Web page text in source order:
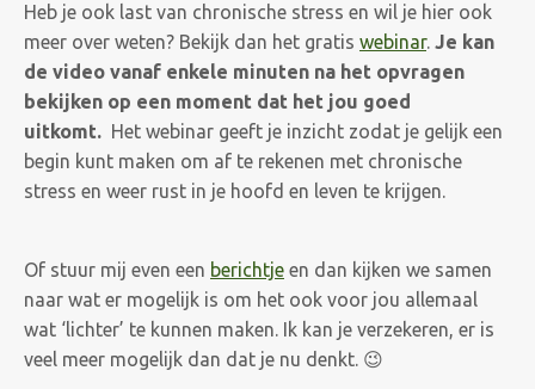
Heb je ook last van chronische stress en wil je hier ook
meer over weten? Bekijk dan het gratis webinar. Je kan
de video vanaf enkele minuten na het opvragen
bekijken op een moment dat het jou goed
uitkomt. Het webinar geeft je inzicht zodat je gelijk een
begin kunt maken om af te rekenen met chronische
stress en weer rust in je hoofd en leven te krijgen.
Of stuur mij even een berichtje en dan kijken we samen
naar wat er mogelijk is om het ook voor jou allemaal
wat ‘lichter’ te kunnen maken. Ik kan je verzekeren, er is
veel meer mogelijk dan dat je nu denkt. 😉